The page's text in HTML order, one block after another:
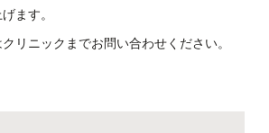
ます。
リニックまでお問い合わせください。